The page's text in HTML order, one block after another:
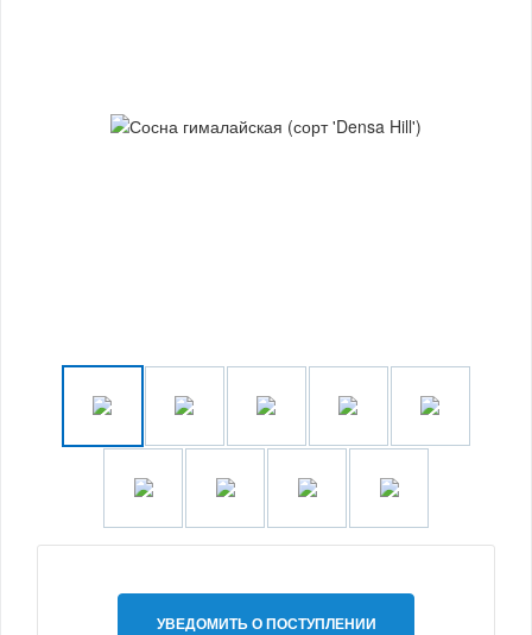
УВЕДОМИТЬ О ПОСТУПЛЕНИИ